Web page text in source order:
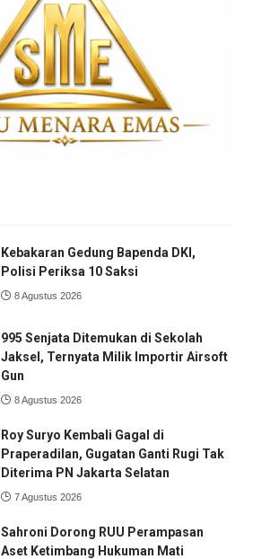
Kebakaran Gedung Bapenda DKI,
Polisi Periksa 10 Saksi
8 Agustus 2026
995 Senjata Ditemukan di Sekolah
Jaksel, Ternyata Milik Importir Airsoft
Gun
8 Agustus 2026
Roy Suryo Kembali Gagal di
Praperadilan, Gugatan Ganti Rugi Tak
Diterima PN Jakarta Selatan
7 Agustus 2026
Sahroni Dorong RUU Perampasan
Aset Ketimbang Hukuman Mati